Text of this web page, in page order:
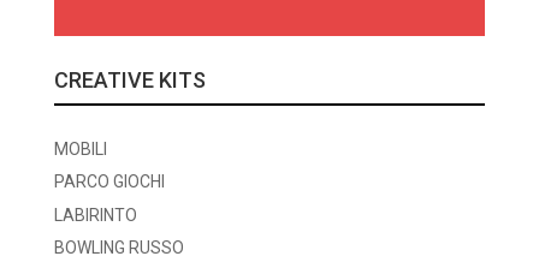
CREATIVE KITS
MOBILI
PARCO GIOCHI
LABIRINTO
BOWLING RUSSO